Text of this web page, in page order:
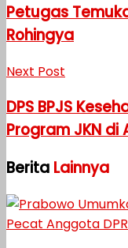
Petugas
Rohingya
Next Post
DPS BPJS
Program JKN di
Berita Lainnya